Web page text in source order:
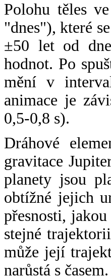
Polohu těles
"dnes"), které
±50 let od
hodnot. Po
mění v
animace je
0,5-0,8 s).
Dráhové
gravitace
planety jsou
obtížné jejich
přesnosti,
stejné
může její
narůstá s časem.